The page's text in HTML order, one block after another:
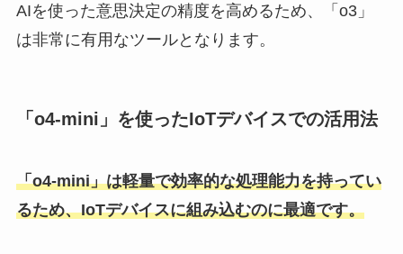
AIを使った意思決定の精度を高めるため、「o3」
は非常に有用なツールとなります。
「o4-mini」を使ったIoTデバイスでの活用法
「o4-mini」は軽量で効率的な処理能力を持ってい
るため、IoTデバイスに組み込むのに最適です。